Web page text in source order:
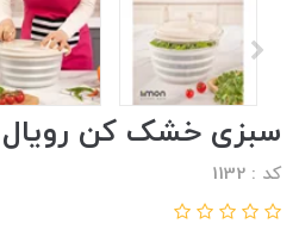
سبزی خشک کن رویال
کد : 1132